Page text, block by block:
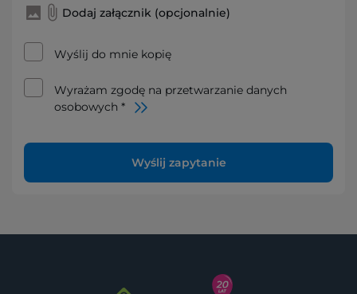
Dodaj załącznik (opcjonalnie)
Wyślij do mnie kopię
Wyrażam zgodę na przetwarzanie danych
osobowych *
Wyślij zapytanie